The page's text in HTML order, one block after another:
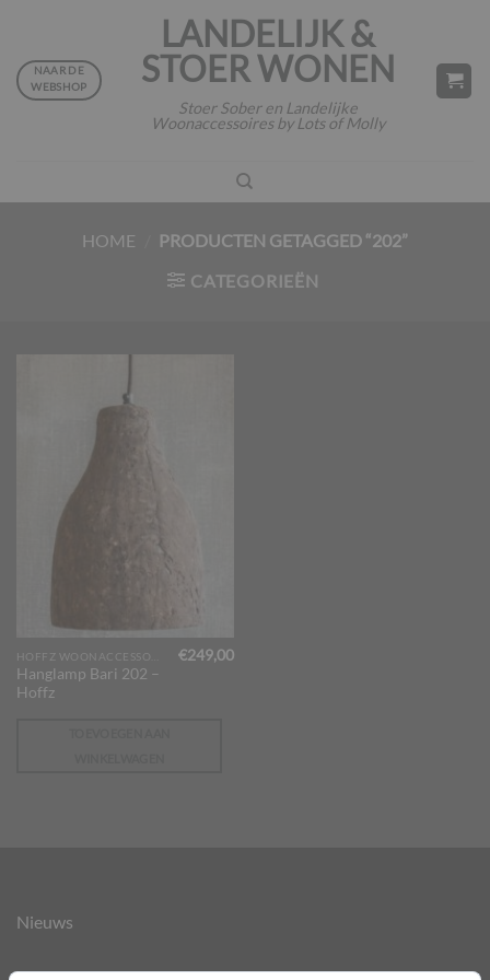
inhoud
LANDELIJK &
STOER WONEN
Stoer Sober en Landelijke
Woonaccessoires by Lots of Molly
NAAR DE
WEBSHOP
HOME
PRODUCTEN GETAGGED “202”
CATEGORIEËN
Hanglamp Bari 202 –
Hoffz
€249,00
Nieuws